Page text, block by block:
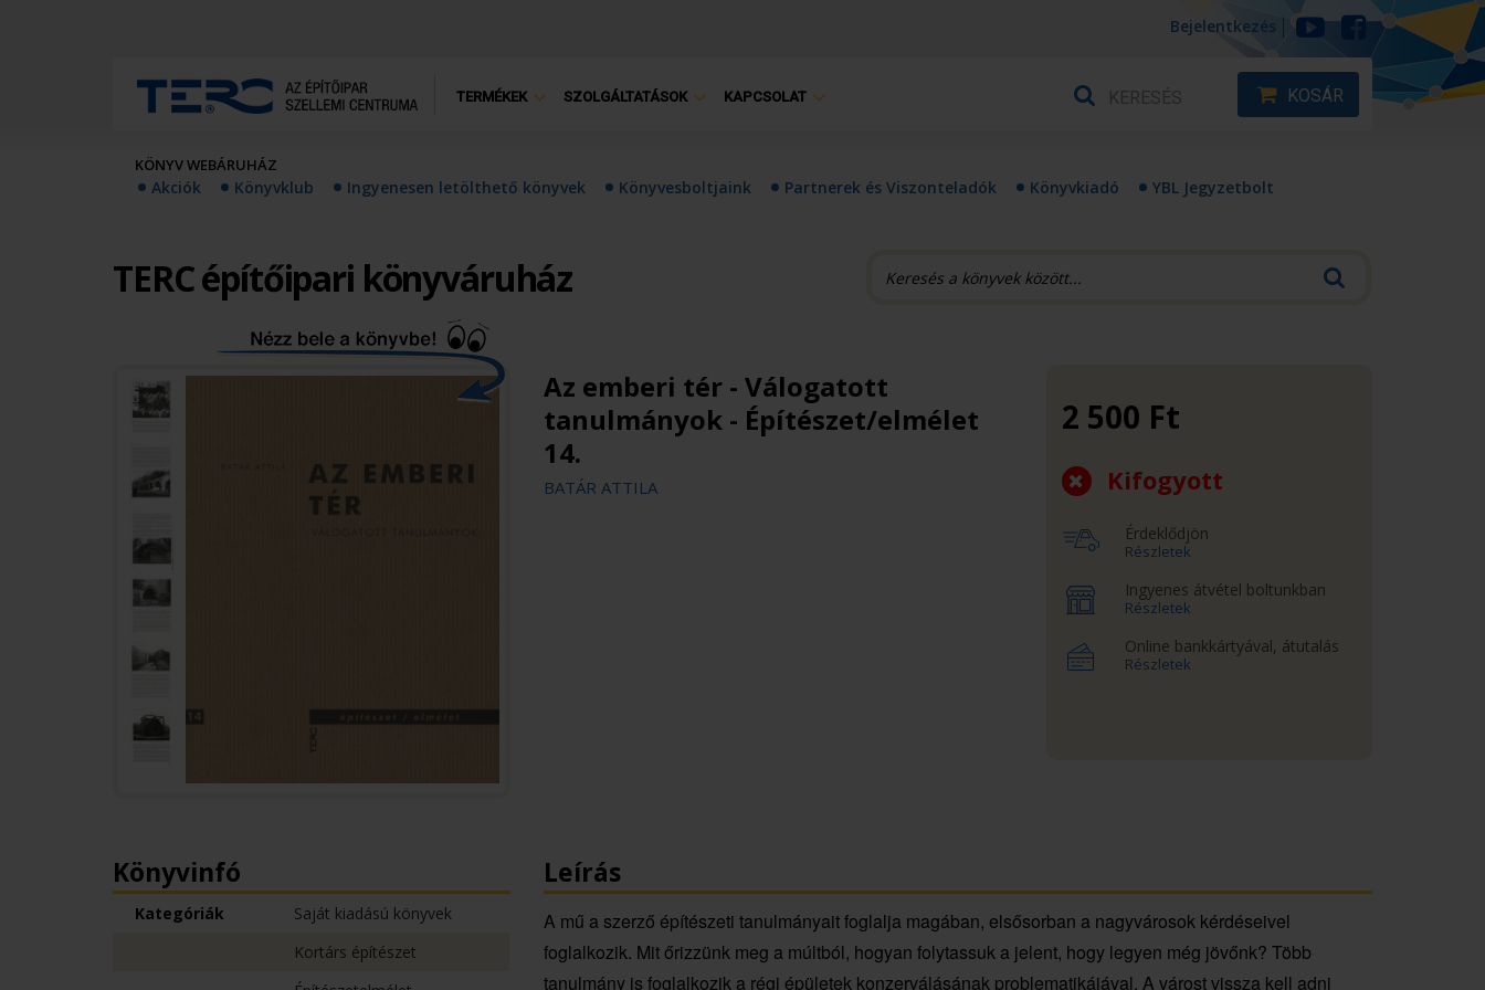
Bejelentkezés
TERMÉKEK SZOLGÁLTATÁSOK KAPCSOLAT KOSÁR
KÖNYV WEBÁRUHÁZ
Akciók Könyvklub Ingyenesen letölthető könyvek Könyvesboltjaink Partnerek és Viszonteladók Könyvkiadó YBL Jegyzetbolt
TERC építőipari könyváruház
Az emberi tér - Válogatott
tanulmányok - Építészet/elmélet
14.
BATÁR ATTILA
2 500 Ft
Kifogyott
Érdeklődjön
Részletek
Ingyenes átvétel boltunkban
Részletek
Online bankkártyával, átutalás
Részletek
Leírás
A mű a szerző építészeti tanulmányait foglalja magában, elsősorban a nagyvárosok kérdéseivel
foglalkozik. Mit őrizzünk meg a múltból, hogyan folytassuk a jelent, hogy legyen még jövőnk? Több
tanulmány is foglalkozik a régi épületek konzerválásának problematikájával. A várost vissza kell adni
Könyvinfó
Kategóriák
Saját kiadású könyvek
Kortárs építészet